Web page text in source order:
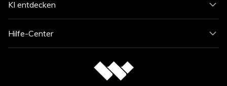
KI entdecken
Hilfe-Center